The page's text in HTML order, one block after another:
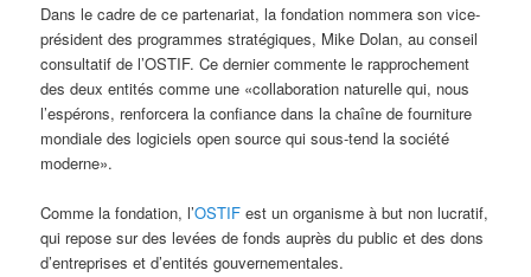
Dans le cadre de ce partenariat, la fondation nommera son vice-
président des programmes stratégiques, Mike Dolan, au conseil
consultatif de l’OSTIF. Ce dernier commente le rapprochement
des deux entités comme une «collaboration naturelle qui, nous
l’espérons, renforcera la confiance dans la chaîne de fourniture
mondiale des logiciels open source qui sous-tend la société
moderne».
Comme la fondation, l’OSTIF est un organisme à but non lucratif,
qui repose sur des levées de fonds auprès du public et des dons
d’entreprises et d’entités gouvernementales.